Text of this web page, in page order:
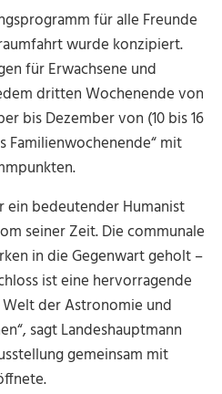
für alle Freunde
wurde konzipiert.
für Erwachsene und
dritten Wochenende von
bis Dezember von (10 bis 16
Familienwochenende“ mit
ein bedeutender Humanist
seiner Zeit. Die communale
in die Gegenwart geholt –
ist eine hervorragende
der Astronomie und
sagt Landeshauptmann
gemeinsam mit